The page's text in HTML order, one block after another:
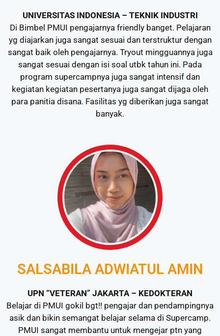
UNIVERSITAS INDONESIA – TEKNIK INDUSTRI
Di Bimbel PMUI pengajarnya friendly banget. Pelajaran
yg diajarkan juga sangat sesuai dan terstruktur dengan
sangat baik oleh pengajarnya. Tryout mingguannya juga
sangat sesuai dengan isi soal utbk tahun ini. Pada
program supercampnya juga sangat intensif dan
kegiatan kegiatan pesertanya juga sangat dijaga oleh
para panitia disana. Fasilitas yg diberikan juga sangat
banyak.
SALSABILA ADWIATUL AMIN
UPN “VETERAN” JAKARTA – KEDOKTERAN
Belajar di PMUI gokil bgt!! pengajar dan pendampingnya
asik dan bikin semangat belajar selama di Supercamp.
PMUI sangat membantu untuk mengejar ptn yang